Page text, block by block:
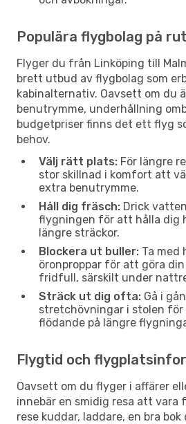
Populära flygbolag på
Flyger du från Linköping till
brett utbud av flygbolag som
kabinalternativ. Oavsett om du
benutrymme, underhållning
budgetpriser finns det ett flyg
behov.
Välj rätt plats: För längre
stor skillnad i komfort att
extra benutrymme.
Håll dig fräsch: Drick
flygningen för att hålla dig
längre sträckor.
Blockera ut buller: Ta med
öronproppar för att göra
fridfull, särskilt under
Sträck ut dig ofta: Gå i
stretchövningar i stolen
flödande på längre
Flygtid och
Oavsett om du flyger i affärer
innebär en smidig resa att vara
rese kuddar, laddare, en bra bok